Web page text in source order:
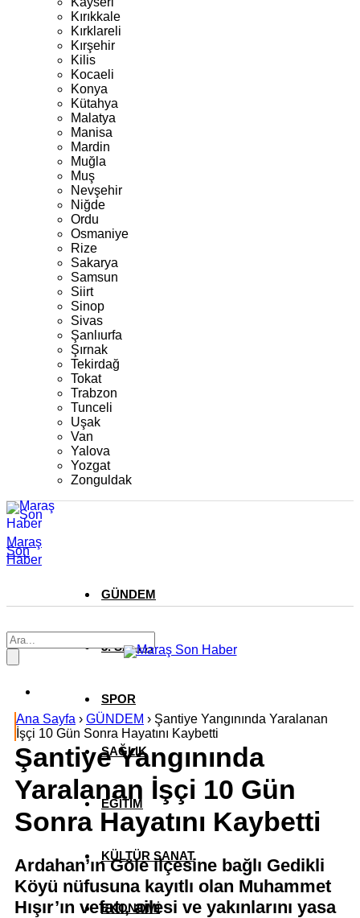
Kırıkkale
Kırklareli
Kırşehir
Kilis
Kocaeli
Konya
Kütahya
Malatya
Manisa
Mardin
Muğla
Muş
Nevşehir
Niğde
Ordu
Osmaniye
Rize
Sakarya
Samsun
Siirt
Sinop
Sivas
Şanlıurfa
Şırnak
Tekirdağ
Tokat
Trabzon
Tunceli
Uşak
Van
Yalova
Yozgat
Zonguldak
Maraş
Son
Haber
GÜNDEM
3. SAYFA
SPOR
SAĞLIK
EĞİTİM
KÜLTÜR SANAT
EKONOMİ
Ana Sayfa › GÜNDEM › Şantiye Yangınında Yaralanan
İşçi 10 Gün Sonra Hayatını Kaybetti
Şantiye Yangınında
Yaralanan İşçi 10 Gün
Sonra Hayatını Kaybetti
Ardahan’ın Göle ilçesine bağlı Gedikli
Köyü nüfusuna kayıtlı olan Muhammet
Hışır’ın vefatı, ailesi ve yakınlarını yasa